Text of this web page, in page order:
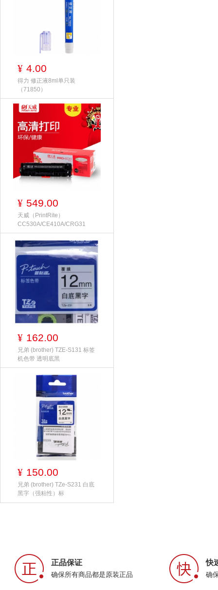
¥ 4.00
得力 修正液8ml单只装
（71850）
¥ 549.00
天威（PrintRite）
CC530A/CE410A/CRG31
¥ 162.00
兄弟 (brother) TZE-S131 标签
机色带 透明底黑
¥ 150.00
兄弟 (brother) TZe-S231 白底
黑字（强粘性）标
正品保证
确保所有商品都是原装正品
快
确